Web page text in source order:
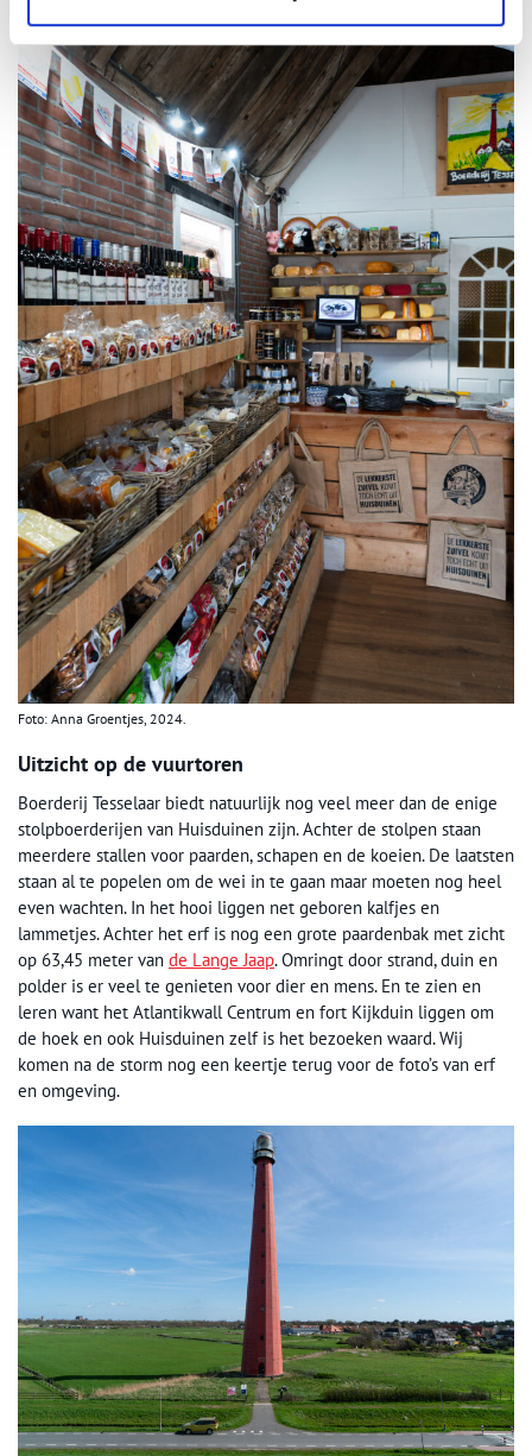
Foto: Anna Groentjes, 2024.
Uitzicht op de vuurtoren
Boerderij Tesselaar biedt natuurlijk nog veel meer dan de enige
stolpboerderijen van Huisduinen zijn. Achter de stolpen staan
meerdere stallen voor paarden, schapen en de koeien. De laatsten
staan al te popelen om de wei in te gaan maar moeten nog heel
even wachten. In het hooi liggen net geboren kalfjes en
lammetjes. Achter het erf is nog een grote paardenbak met zicht
op 63,45 meter van de Lange Jaap. Omringt door strand, duin en
polder is er veel te genieten voor dier en mens. En te zien en
leren want het Atlantikwall Centrum en fort Kijkduin liggen om
de hoek en ook Huisduinen zelf is het bezoeken waard. Wij
komen na de storm nog een keertje terug voor de foto’s van erf
en omgeving.